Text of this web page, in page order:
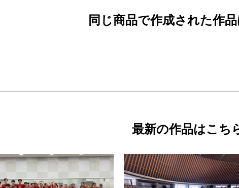
同じ商品で作成された作
最新の作品はこち